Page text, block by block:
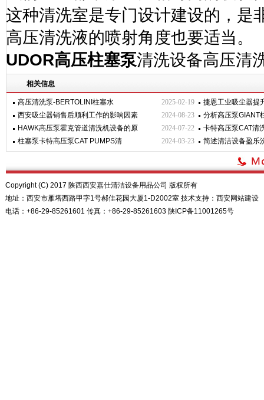
这种清洗室是专门设计建设的，是
高压清洗液的喷射角度也要适当。
UDOR高压柱塞泵清洗设备高压清
相关信息
2025-02-19
高压清洗泵-BERTOLINI柱塞水
捷恩工业吸尘器提
2024-08-23
西安吸尘器销售后顺利工作的影响因素
分析高压泵GIANT
2024-07-22
HAWK高压泵霍克管道清洗机设备的原
卡特高压泵CAT清
2024-03-23
柱塞泵卡特高压泵CAT PUMPS清 简述清洁设备盈乐
Copyright (C) 2017 陕西西安嘉仕清洁设备用品公司 版权所有
地址：西安市雁塔西路甲字1号郝佳花园大厦1-D2002室 技术支持： 西安网站建设
电话：+86-29-85261601 传真：+86-29-85261603 陕ICP备11001265号